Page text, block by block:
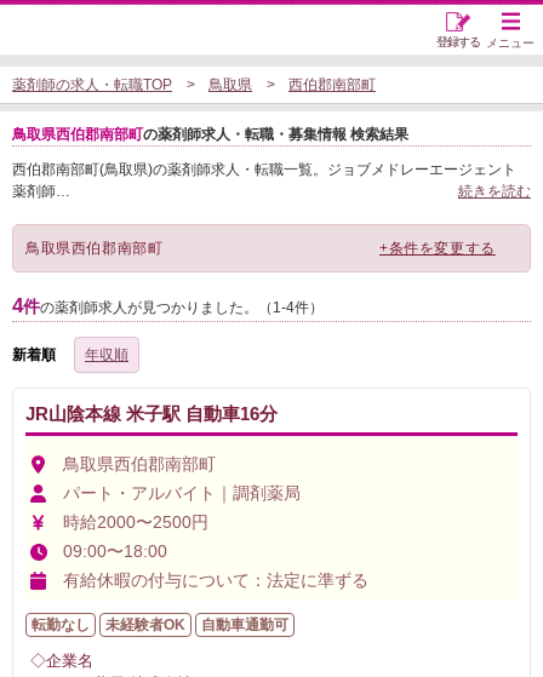
メニュー
登録する
薬剤師の求人・転職TOP 鳥取県 西伯郡南部町
鳥取県西伯郡南部町の薬剤師求人・転職・募集情報 検索結果
西伯郡南部町(鳥取県)の薬剤師求人・転職一覧。ジョブメドレーエージェント
薬剤師… 続きを読む
鳥取県西伯郡南部町 +条件を変更する
4件の薬剤師求人が見つかりました。（1-4件）
新着順 年収順
JR山陰本線 米子駅 自動車16分
鳥取県西伯郡南部町
パート・アルバイト｜調剤薬局
時給2000〜2500円
09:00〜18:00
有給休暇の付与について：法定に準ずる
転勤なし 未経験者OK 自動車通勤可
◇企業名